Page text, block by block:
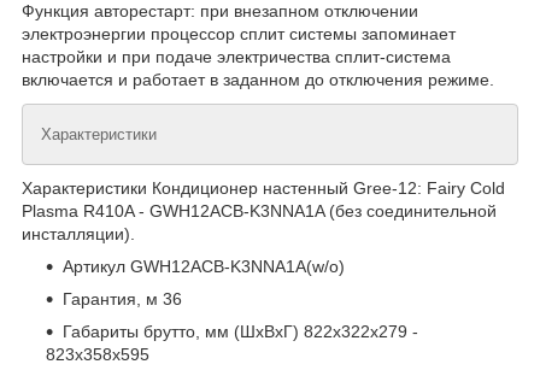
Функция авторестарт: при внезапном отключении
электроэнергии процессор сплит системы запоминает
настройки и при подаче электричества сплит-система
включается и работает в заданном до отключения режиме.
Характеристики
Характеристики Кондиционер настенный Gree-12: Fairy Cold
Plasma R410A - GWH12ACB-K3NNA1A (без соединительной
инсталляции).
Артикул GWH12ACB-K3NNA1A(w/o)
Гарантия, м 36
Габариты брутто, мм (ШxВxГ) 822х322х279 -
823х358х595